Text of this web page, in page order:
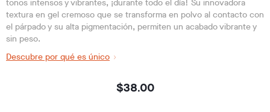
tonos intensos y vibrantes, ¡durante todo el día! Su innovadora
textura en gel cremoso que se transforma en polvo al contacto con
el párpado y su alta pigmentación, permiten un acabado vibrante y
sin peso.
Descubre por qué es único
$38.00